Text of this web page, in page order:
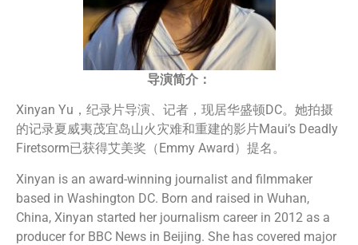
导演简介：
Xinyan Yu，纪录片导演、记者，现居华盛顿DC。她拍摄
的记录夏威夷茂宜岛山火灾难和重建的影片Maui’s Deadly
Firetsorm已获得艾美奖（Emmy Award）提名。
Xinyan is an award-winning journalist and filmmaker
based in Washington DC. Born and raised in Wuhan,
China, Xinyan started her journalism career in 2012 as a
producer for BBC News in Beijing. She has covered major